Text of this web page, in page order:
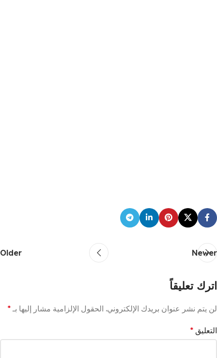
Newer
Older
اترك تعليقاً
لن يتم نشر عنوان بريدك الإلكتروني. الحقول الإلزامية مشار إليها بـ *
التعليق *